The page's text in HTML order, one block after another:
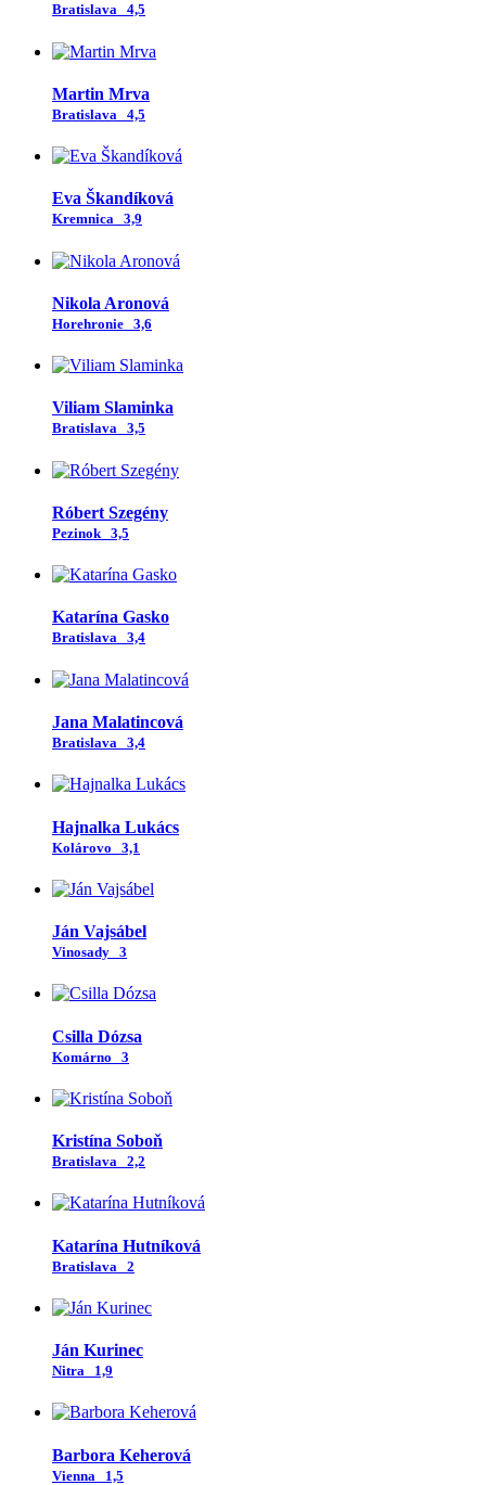
Bratislava 4,5
Martin Mrva
Bratislava 4,5
Eva Škandíková
Kremnica 3,9
Nikola Aronová
Horehronie 3,6
Viliam Slaminka
Bratislava 3,5
Róbert Szegény
Pezinok 3,5
Katarína Gasko
Bratislava 3,4
Jana Malatincová
Bratislava 3,4
Hajnalka Lukács
Kolárovo 3,1
Ján Vajsábel
Vinosady 3
Csilla Dózsa
Komárno 3
Kristína Soboň
Bratislava 2,2
Katarína Hutníková
Bratislava 2
Ján Kurinec
Nitra 1,9
Barbora Keherová
Vienna 1,5